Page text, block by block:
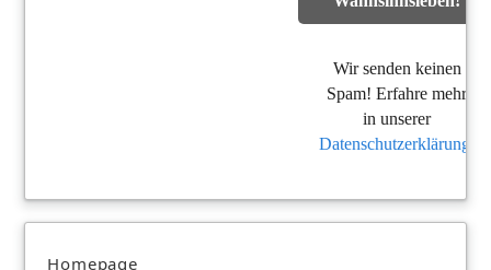
Wir senden keinen
Spam! Erfahre mehr
in unserer
Datenschutzerklärung
Homepage